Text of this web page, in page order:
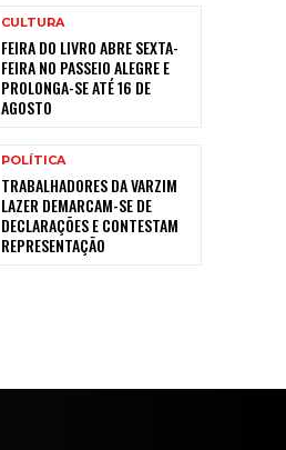
CULTURA
FEIRA DO LIVRO ABRE SEXTA-
FEIRA NO PASSEIO ALEGRE E
PROLONGA-SE ATÉ 16 DE
AGOSTO
POLÍTICA
TRABALHADORES DA VARZIM
LAZER DEMARCAM-SE DE
DECLARAÇÕES E CONTESTAM
REPRESENTAÇÃO